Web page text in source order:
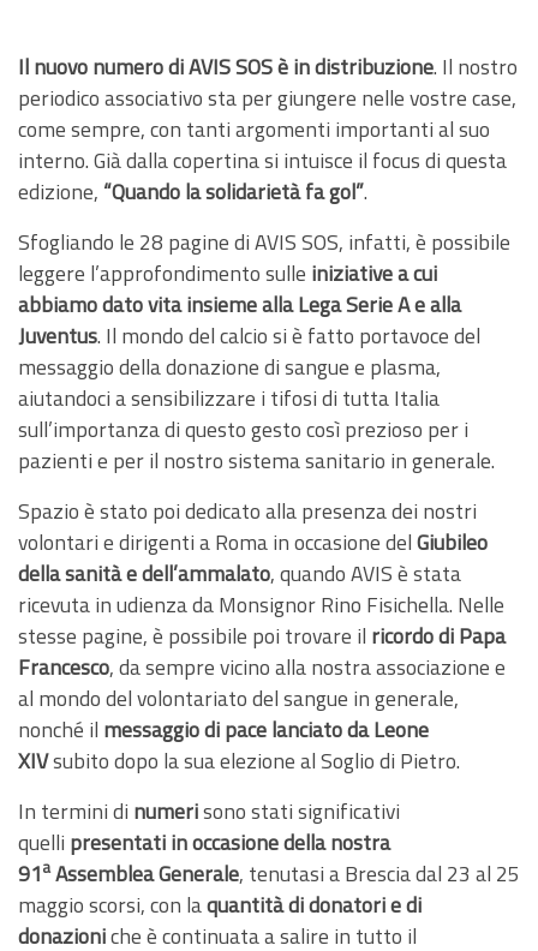
Il nuovo numero di AVIS SOS è in distribuzione. Il nostro
periodico associativo sta per giungere nelle vostre case,
come sempre, con tanti argomenti importanti al suo
interno. Già dalla copertina si intuisce il focus di questa
edizione, “Quando la solidarietà fa gol”.
Sfogliando le 28 pagine di AVIS SOS, infatti, è possibile
leggere l’approfondimento sulle iniziative a cui
abbiamo dato vita insieme alla Lega Serie A e alla
Juventus. Il mondo del calcio si è fatto portavoce del
messaggio della donazione di sangue e plasma,
aiutandoci a sensibilizzare i tifosi di tutta Italia
sull’importanza di questo gesto così prezioso per i
pazienti e per il nostro sistema sanitario in generale.
Spazio è stato poi dedicato alla presenza dei nostri
volontari e dirigenti a Roma in occasione delGiubileo
della sanità e dell’ammalato, quando AVIS è stata
ricevuta in udienza da Monsignor Rino Fisichella. Nelle
stesse pagine, è possibile poi trovare il ricordo di Papa
Francesco, da sempre vicino alla nostra associazione e
al mondo del volontariato del sangue in generale,
nonché il messaggio di pace lanciato da Leone
XIVsubito dopo la sua elezione al Soglio di Pietro.
In termini di numerisono stati significativi
quelli presentati in occasione della nostra
91aAssemblea Generale, tenutasi a Brescia dal 23 al 25
maggio scorsi, con laquantità di donatori e di
donazioniche è continuata a salire in tutto il